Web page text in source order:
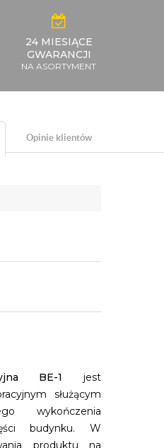
24 MIESIĄCE
GWARANCJI
NA ASORTYMENT
Opinie klientów
BE-1 jest
służącym
wykończenia
budynku. W
produktu na